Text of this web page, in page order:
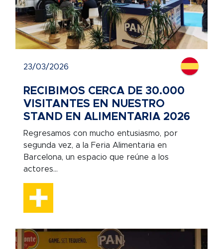
23/03/2026
RECIBIMOS CERCA DE 30.000
VISITANTES EN NUESTRO
STAND EN ALIMENTARIA 2026
Regresamos con mucho entusiasmo, por
segunda vez, a la Feria Alimentaria en
Barcelona, un espacio que reúne a los
actores...